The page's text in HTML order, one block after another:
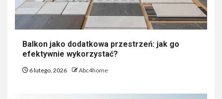
Balkon jako dodatkowa przestrzeń: jak go
efektywnie wykorzystać?
6 lutego, 2026 Abc4home